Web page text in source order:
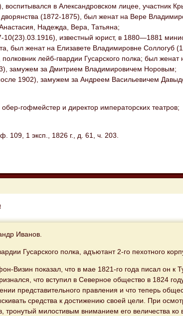
в Александровском лицее, участник
(1872-1875), был женат на Вере
Надежда, Вера, Татьяна;
известный юрист, в 1880—1881
был женат на Елизавете Владимировне Соллогуб
лейб-гвардии Гусарского полка; был
замужем за Дмитрием Владимировичем Норовым;
1902), замужем за Андреем Васильевичем
гофмейстер и директор императорских театров;
109, 1 эксп., 1826 г., д. 61, ч. 203.
Иванов.
Гусарского полка, адъютант 2-го пехотного
Визин показал, что в мае 1821-го года писал он к
что вступил в Северное общество в 1824
представительного правления и что теперь
средства к достижению своей цели. При
тронутый милостивым вниманием его величества